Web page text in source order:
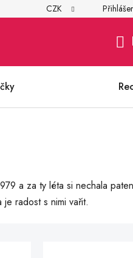
Všeobecné obchodní
CZK
a za ty léta si nechala
radost s nimi vařit.